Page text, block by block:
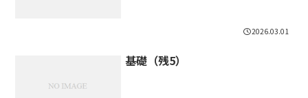
2026.03.01
基礎（残5）